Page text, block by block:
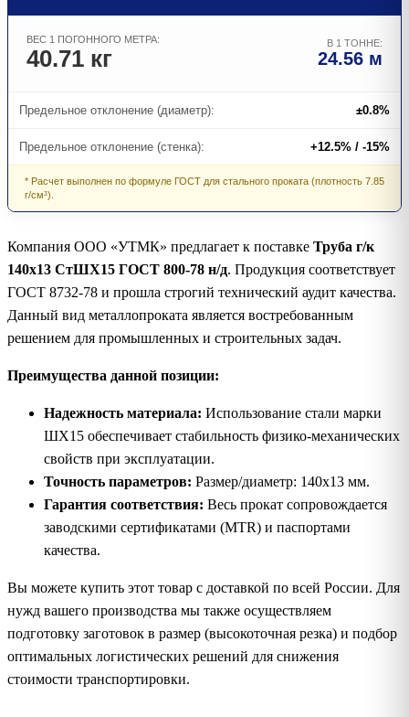
ВЕС 1 ПОГОННОГО МЕТРА:
40.71 кг
В 1 ТОННЕ:
24.56 м
Предельное отклонение (диаметр): ±0.8%
Предельное отклонение (стенка): +12.5% / -15%
* Расчет выполнен по формуле ГОСТ для стального проката (плотность 7.85
г/см³).
Компания ООО «УТМК» предлагает к поставке Труба г/к
140х13 СтШХ15 ГОСТ 800-78 н/д. Продукция соответствует
ГОСТ 8732-78 и прошла строгий технический аудит качества.
Данный вид металлопроката является востребованным
решением для промышленных и строительных задач.
Преимущества данной позиции:
Надежность материала: Использование стали марки
ШХ15 обеспечивает стабильность физико-механических
свойств при эксплуатации.
Точность параметров: Размер/диаметр: 140х13 мм.
Гарантия соответствия: Весь прокат сопровождается
заводскими сертификатами (MTR) и паспортами
качества.
Вы можете купить этот товар с доставкой по всей России. Для
нужд вашего производства мы также осуществляем
подготовку заготовок в размер (высокоточная резка) и подбор
оптимальных логистических решений для снижения
стоимости транспортировки.